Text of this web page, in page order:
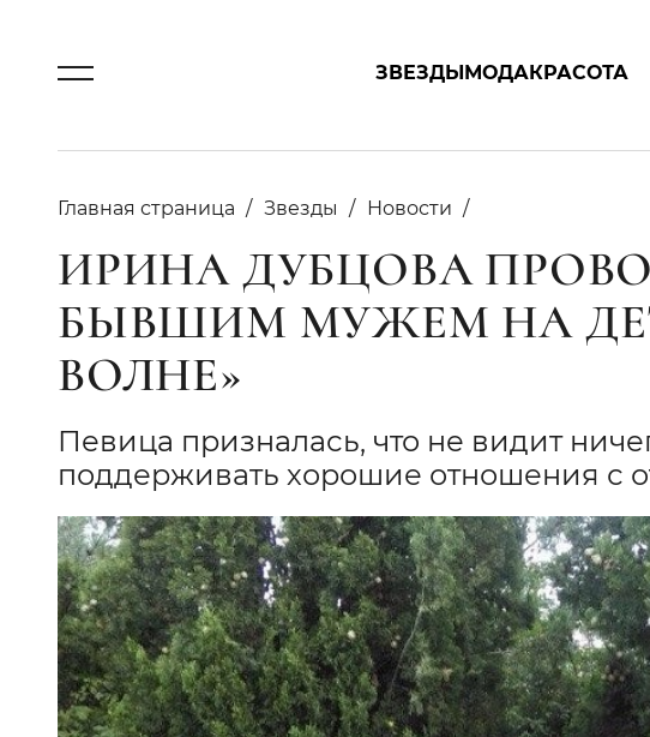
ЗВЕЗДЫМОДАКРАСОТА
Главная страница Звезды Новости
ИРИНА ДУБЦОВА
БЫВШИМ МУЖЕМ НА
ВОЛНЕ»
Певица призналась, что не видит
поддерживать хорошие отношения с